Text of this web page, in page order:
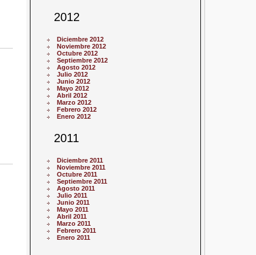
2012
Diciembre 2012
Noviembre 2012
Octubre 2012
Septiembre 2012
Agosto 2012
Julio 2012
Junio 2012
Mayo 2012
Abril 2012
Marzo 2012
Febrero 2012
Enero 2012
2011
Diciembre 2011
Noviembre 2011
Octubre 2011
Septiembre 2011
Agosto 2011
Julio 2011
Junio 2011
Mayo 2011
Abril 2011
Marzo 2011
Febrero 2011
Enero 2011